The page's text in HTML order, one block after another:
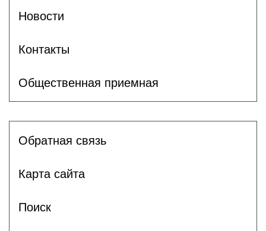
Новости
Контакты
Общественная приемная
Обратная связь
Карта сайта
Поиск